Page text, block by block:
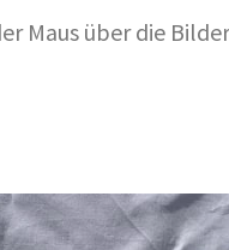
Maus über die